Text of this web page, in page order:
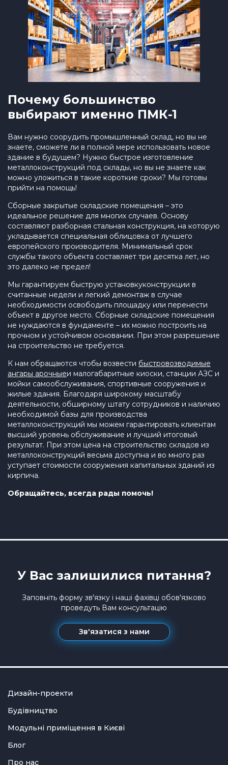
Почему большинство
выбирают именно ПМК-1
Вам нужно соорудить промышленный склад, но вы не
знаете, сможете ли в полной мере использовать новое
здание в будущем? Нужно быстрое изготовление
металлоконструкций под склады, но вы не знаете как
можно уложиться в такие короткие сроки? Мы готовы
прийти на помощь!
Сборные закрытые складские помещения – это
идеальное решение для многих случаев. Основу
составляют разборная стальная конструкция, на которую
укладывается специальная облицовка от лучшего
европейского производителя. Минимальный срок
службы такого объекта составляет три десятка лет, но
это далеко не предел!
Мы гарантируем быструю установкуконструкции в
считанные недели и легкий демонтаж в случае
необходимости освободить площадку или перенести
объект в другое место. Сборные складские помещения
не нуждаются в фундаменте – их можно построить на
прочном и устойчивом основании. При этом разрешение
на строительство не требуется.
К нам обращаются чтобы возвести быстровозводимые
ангары арочныеи малогабаритные киоски, станции АЗС и
мойки самообслуживания, спортивные сооружения и
жилые здания. Благодаря широкому масштабу
деятельности, обширному штату сотрудников и наличию
необходимой базы для производства
металлоконструкций мы можем гарантировать клиентам
высший уровень обслуживание и лучший итоговый
результат. При этом цена на строительство складов из
металлоконструкций весьма доступна и во много раз
уступает стоимости сооружения капитальных зданий из
кирпича.
Обращайтесь, всегда рады помочь!
У Вас залишилися питання?
Заповніть форму зв'язку і наші фахівці обов'язково
проведуть Вам консультацію
Зв'язатися з нами
Дизайн-проекти
Будівництво
Модульні приміщення в Києві
Блог
Про нас